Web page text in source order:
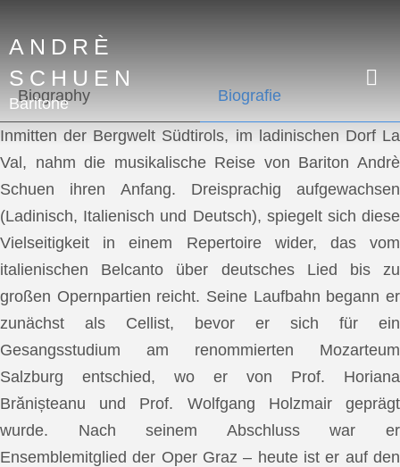
ANDRÈ
SCHUEN
Baritone
Biography Biografie
Inmitten der Bergwelt Südtirols, im ladinischen Dorf La
Val, nahm die musikalische Reise von Bariton Andrè
Schuen ihren Anfang. Dreisprachig aufgewachsen
(Ladinisch, Italienisch und Deutsch), spiegelt sich diese
Vielseitigkeit in einem Repertoire wider, das vom
italienischen Belcanto über deutsches Lied bis zu
großen Opernpartien reicht. Seine Laufbahn begann er
zunächst als Cellist, bevor er sich für ein
Gesangsstudium am renommierten Mozarteum
Salzburg entschied, wo er von Prof. Horiana
Brănișteanu und Prof. Wolfgang Holzmair geprägt
wurde. Nach seinem Abschluss war er
Ensemblemitglied der Oper Graz – heute ist er auf den